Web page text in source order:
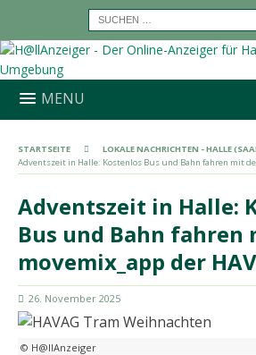
MENU
STARTSEITE
LOKALE NACHRICHTEN - HALLE
Adventszeit in Halle: Kostenlos Bus und Bahn fahren mit
Adventszeit in Halle:
Bus und Bahn fahren
movemix_app der
26. November 2025
© H@llAnzeiger